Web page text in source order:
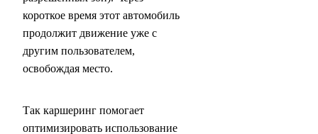
короткое время этот автомобиль
продолжит движение уже с
другим пользователем,
освобождая место.
Так каршеринг помогает
оптимизировать использование